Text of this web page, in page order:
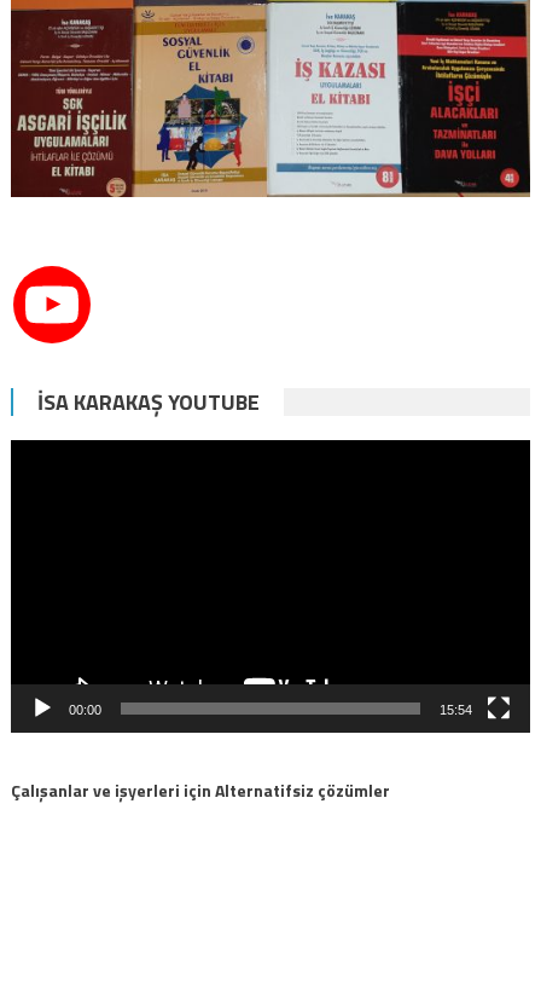
İSA KARAKAŞ YOUTUBE
00:00 15:54
Çalışanlar ve işyerleri için Alternatifsiz çözümler